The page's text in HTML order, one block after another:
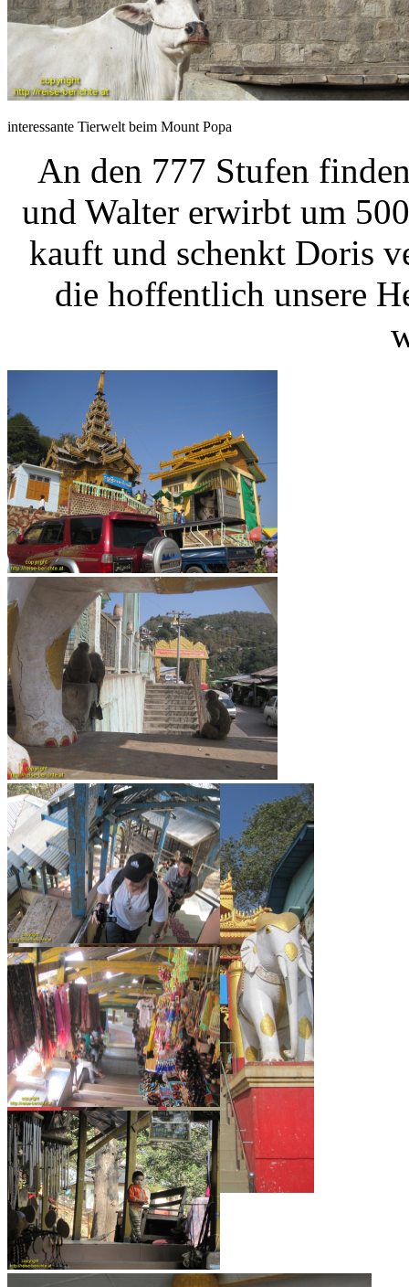
interessante Tierwelt beim Mount Popa
An den 777 Stufen
und Walter erwirbt um
kauft und schenkt Doris
die hoffentlich unsere